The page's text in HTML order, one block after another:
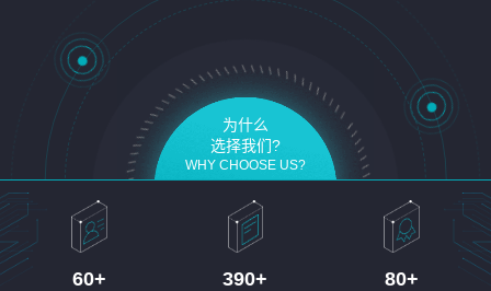
为什么
选择我们?
WHY CHOOSE US?
60+ 390+ 80+